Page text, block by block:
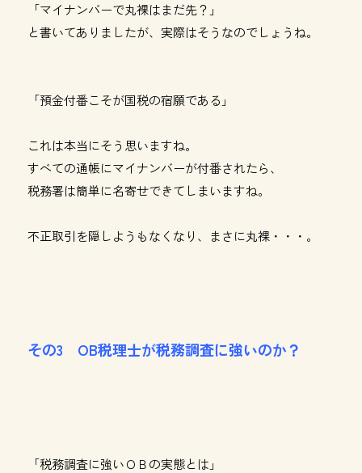
「マイナンバーで丸裸はまだ先？」
と書いてありましたが、実際はそうなのでしょうね。
「預金付番こそが国税の宿願である」
これは本当にそう思いますね。
すべての通帳にマイナンバーが付番されたら、
税務署は簡単に名寄せできてしまいますね。
不正取引を隠しようもなくなり、まさに丸裸・・・。
その3 OB税理士が税務調査に強いのか？
「税務調査に強いＯＢの実態とは」